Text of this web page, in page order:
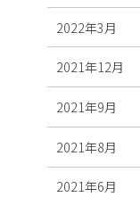
2022年3月
2021年12月
2021年9月
2021年8月
2021年6月